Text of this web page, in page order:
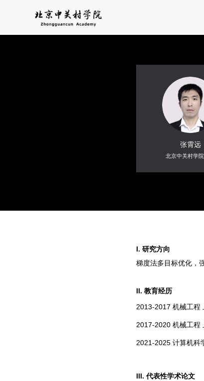
张霄远
北京中关村学
I. 研究方向
梯度法多目标优化，
II. 教育经历
2013-2017 机械工程
2017-2020 机械工程
2021-2025 计算机科
III. 代表性学术论文